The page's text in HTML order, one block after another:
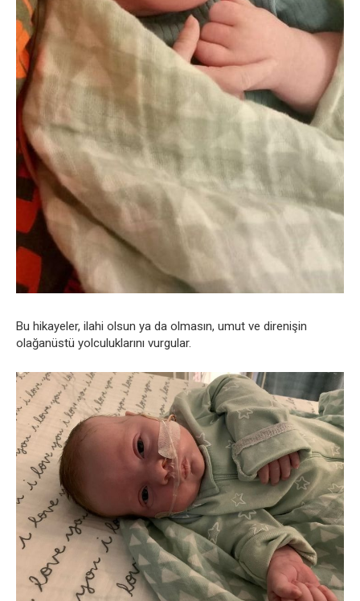
Bu hikayeler, ilahi olsun ya da olmasın, umut ve direnişin
olağanüstü yolculuklarını vurgular.